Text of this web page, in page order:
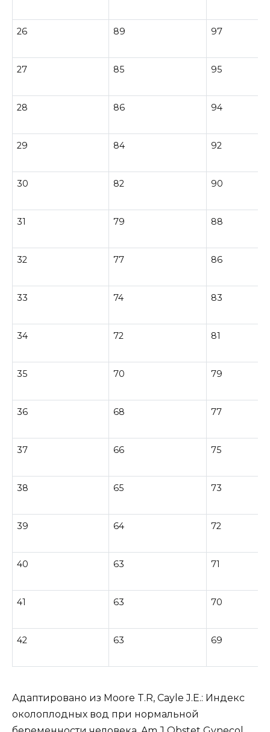
26 89 97
27 85 95
28 86 94
29 84 92
30 82 90
31 79 88
32 77 86
33 74 83
34 72 81
35 70 79
36 68 77
37 66 75
38 65 73
39 64 72
40 63 71
41 63 70
42 63 69
Адаптировано из Moore T.R, Cayle J.E.: Индекс
околоплодных вод при нормальной